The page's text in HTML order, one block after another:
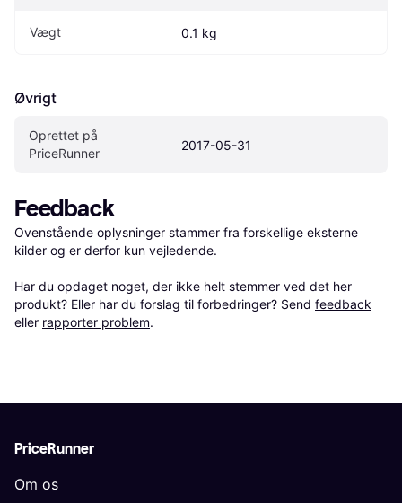
Vægt 0.1 kg
Øvrigt
Oprettet på
PriceRunner
2017-05-31
Feedback
Ovenstående oplysninger stammer fra forskellige eksterne
kilder og er derfor kun vejledende.
Har du opdaget noget, der ikke helt stemmer ved det her
produkt? Eller har du forslag til forbedringer? Send feedback
eller rapporter problem.
PriceRunner
Om os